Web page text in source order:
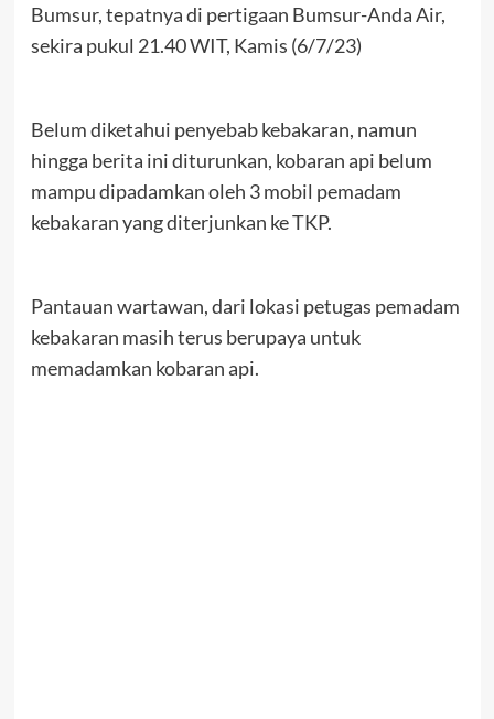
Bumsur, tepatnya di pertigaan Bumsur-Anda Air,
sekira pukul 21.40 WIT, Kamis (6/7/23)
Belum diketahui penyebab kebakaran, namun
hingga berita ini diturunkan, kobaran api belum
mampu dipadamkan oleh 3 mobil pemadam
kebakaran yang diterjunkan ke TKP.
Pantauan wartawan, dari lokasi petugas pemadam
kebakaran masih terus berupaya untuk
memadamkan kobaran api.